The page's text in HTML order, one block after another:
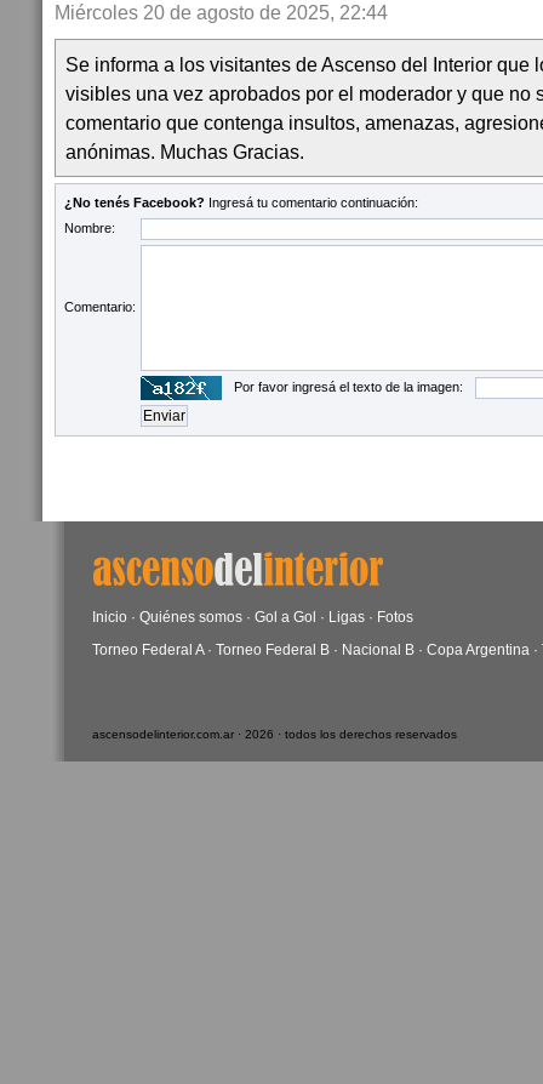
Miércoles 20 de agosto de 2025, 22:44
Se informa a los visitantes de Ascenso del Interior que
visibles una vez aprobados por el moderador y que no
comentario que contenga insultos, amenazas,
anónimas. Muchas Gracias.
¿No tenés Facebook? Ingresá tu comentario continuación:
Nombre:
Comentario:
Por favor ingresá el texto de la imagen:
Inicio · Quiénes somos · Gol a Gol · Ligas · Fotos
Torneo Federal A· Torneo Federal B · Nacional B · Copa Argentina ·
ascensodelinterior.com.ar · 2026 · todos los derechos reservados